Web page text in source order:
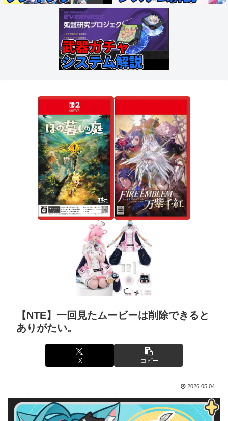
【NTE】一回見たムービーは削除できると
ありがたい。
X コピー
2026.05.04